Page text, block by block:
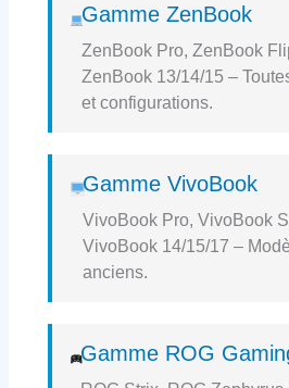
Gamme ZenBook
ZenBook Pro, ZenBook
ZenBook 13/14/15 –
et configurations.
Gamme VivoBook
VivoBook Pro, VivoBook
VivoBook 14/15/17 –
anciens.
Gamme ROG